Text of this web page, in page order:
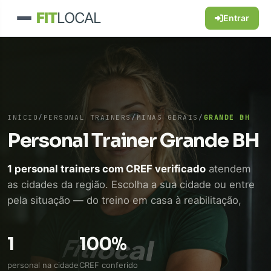
FITLOCAL Entrar
INÍCIO / PERSONAL TRAINERS /MINAS GERAIS / GRANDE BH
Personal Trainer Grande BH
1 personal trainers com CREF verificado atendem
as cidades da região. Escolha a sua cidade ou entre
pela situação — do treino em casa à reabilitação,
passando por quem voltou a treinar depois dos 50.
Conversa direta pelo WhatsApp, sem mensalidade
de plataforma.
1
personal na cidade
100%
CREF conferido